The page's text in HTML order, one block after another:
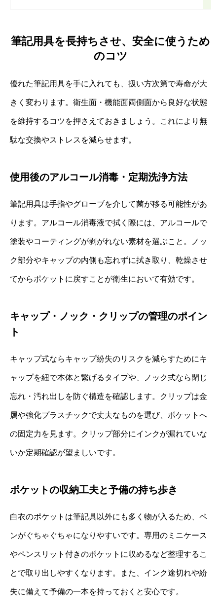
筆記用具を長持ちさせ、安全に使うため
のコツ
優れた筆記用具を手に入れても、扱い方次第で寿命が大
きく変わります。衛生面・機能面両側面から良好な状態
を維持するコツを押さえておきましょう。これにより無
駄な交換やストレスを減らせます。
使用後のアルコール消毒・定期洗浄方法
筆記用具は手指やグローブを介して菌が移る可能性があ
ります。アルコール消毒液で拭く際には、アルコールで
塗装やコーティングが剥がれない素材を選ぶこと。ノッ
ク部分やキャップの内側も忘れずに拭き取り、乾燥させ
てからポケットに戻すことが衛生において有効です。
キャップ・ノック・クリップの管理のポイン
ト
キャップ式ならキャップ紛失のリスクを減らすためにキ
ャップを紐で本体と繋げるタイプや、ノック式なら閉じ
忘れ・汚れ出しを防ぐ構造を確認します。クリップは金
属や強化プラスチックで丈夫なものを選び、ポケットへ
の固定力を見ます。クリップ部分にインクが漏れていな
いか定期確認が望ましいです。
ポケットの収納工夫と予備の持ち歩き
白衣のポケットは筆記具以外にも多く物が入るため、ペ
ンがぐちゃぐちゃになりやすいです。専用のミニケース
やペンスリット付きのポケットに収めるなど整理するこ
とで取り出しやすくなります。また、インク途切れや紛
失に備えて予備の一本を持っておくと安心です。